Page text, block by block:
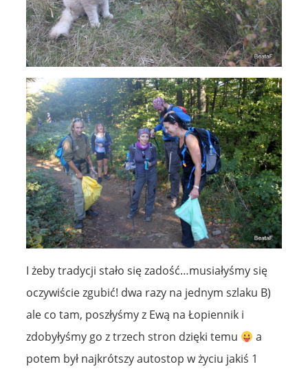
I żeby tradycji stało się zadość…musiałyśmy się
oczywiście zgubić! dwa razy na jednym szlaku B)
ale co tam, poszłyśmy z Ewą na Łopiennik i
zdobyłyśmy go z trzech stron dzięki temu
a
potem był najkrótszy autostop w życiu jakiś 1